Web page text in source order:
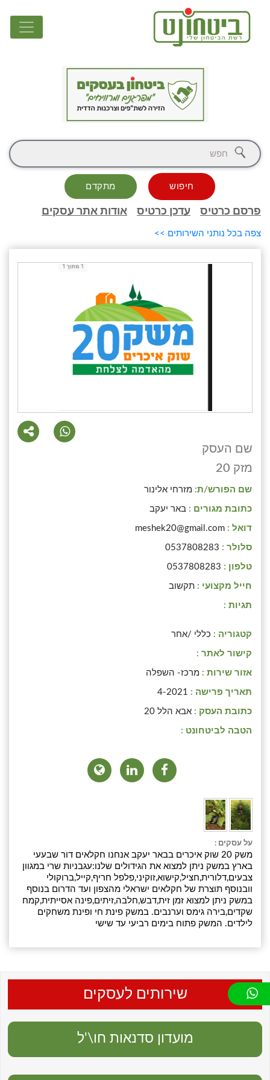
חיפוש מתקדם
פרסם כרטיס עדכן כרטיס אודות אתר עסקים
צפה בכל נותני השירותים >>
שם העסק
מזק 20
שם הפורש/ת: מזרחי אלינור
כתובת מגורים : באר יעקב
דואל : meshek20@gmail.com
סלולר : 0537808283
טלפון : 0537808283
חייל מקצועי : תקשוב
תגיות :
קטגוריה : כללי /אחר
קישור לאתר :
אזור שירות : מרכז- השפלה
תאריך פרישה : 4-2021
כתובת העסק : אבא הלל 20
הטבה לביטחונט :
על עסקים :
משק 20 שוק איכרים בבאר יעקב אנחנו חקלאים דור שבעעי
בארץ במשק ניתן למצוא את הגידולים שלנו:עגבניות שרי במגוון
צבעים,דלורית,חציל,קישוא,זוקיני,פלפל חריף,קייל,ברוקולי
וובנוסף תוצרת של חקלאים ישראלי מהצפון ועד הדרום בנוסף
במשק ניתן למצוא זמן זית,דבש,חלבה,זיתים,פינה אסייתית,קמח
שקדים,בירה גימס וערנבים. במשק פינת חי ופינת משחקים
לילדים. המשק פתוח בימים רביעי עד שישי
שירותים לעסקים
מועדון סדנאות חו\'ל